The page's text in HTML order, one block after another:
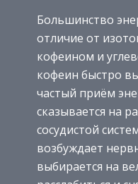
Большинство
отличие от
кофеином и
кофеин быстро
частый приём
сказывается на
сосудистой
возбуждает
выбирается на